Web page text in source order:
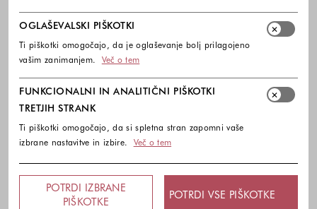
OGLAŠEVALSKI PIŠKOTKI
Ti piškotki omogočajo, da je oglaševanje bolj prilagojeno
vašim zanimanjem.
Več o tem
FUNKCIONALNI IN ANALITIČNI PIŠKOTKI
TRETJIH STRANK
Ti piškotki omogočajo, da si spletna stran zapomni vaše
izbrane nastavitve in izbire.
Več o tem
POTRDI IZBRANE
PIŠKOTKE
POTRDI VSE PIŠKOTKE